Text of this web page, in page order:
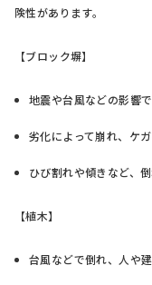
険性があります。
【ブロック塀】
地震や台風などの影響
劣化によって崩れ、ケ
ひび割れや傾きなど、
【植木】
台風などで倒れ、人や